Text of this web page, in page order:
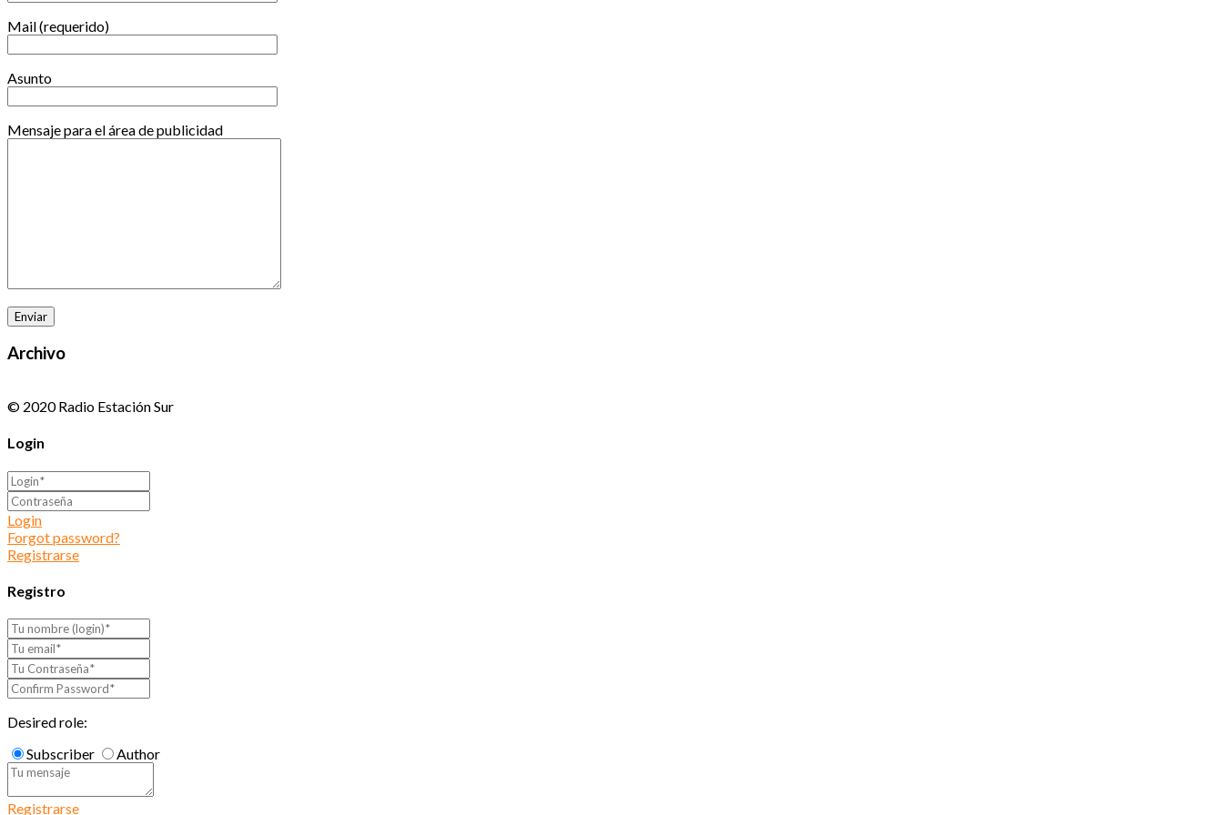
Mail (requerido)
Asunto
Mensaje para el área de publicidad
Archivo
© 2020 Radio Estación Sur
Login
Login
Forgot password?
Registrarse
Registro
Desired role:
Subscriber
Author
Registrarse